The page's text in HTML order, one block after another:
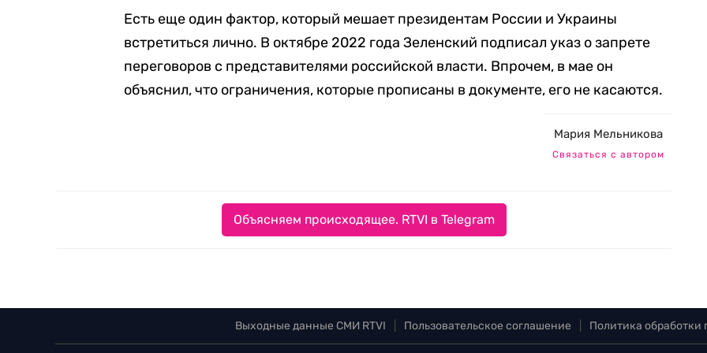
Есть еще один фактор, который мешает президентам России и Украины
встретиться лично. В октябре 2022 года Зеленский подписал указ о запрете
переговоров с представителями российской власти. Впрочем, в мае он
объяснил, что ограничения, которые прописаны в документе, его не касаются.
Мария Мельникова
Связаться с автором
Объясняем происходящее. RTVI в Telegram
Выходные данные СМИ RTVI Пользовательское соглашение Политика